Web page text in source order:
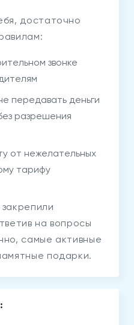
достаточно
звонке
передавать деньги
разрешения
от нежелательных
тарифу
на вопросы
самые активные
подарки.